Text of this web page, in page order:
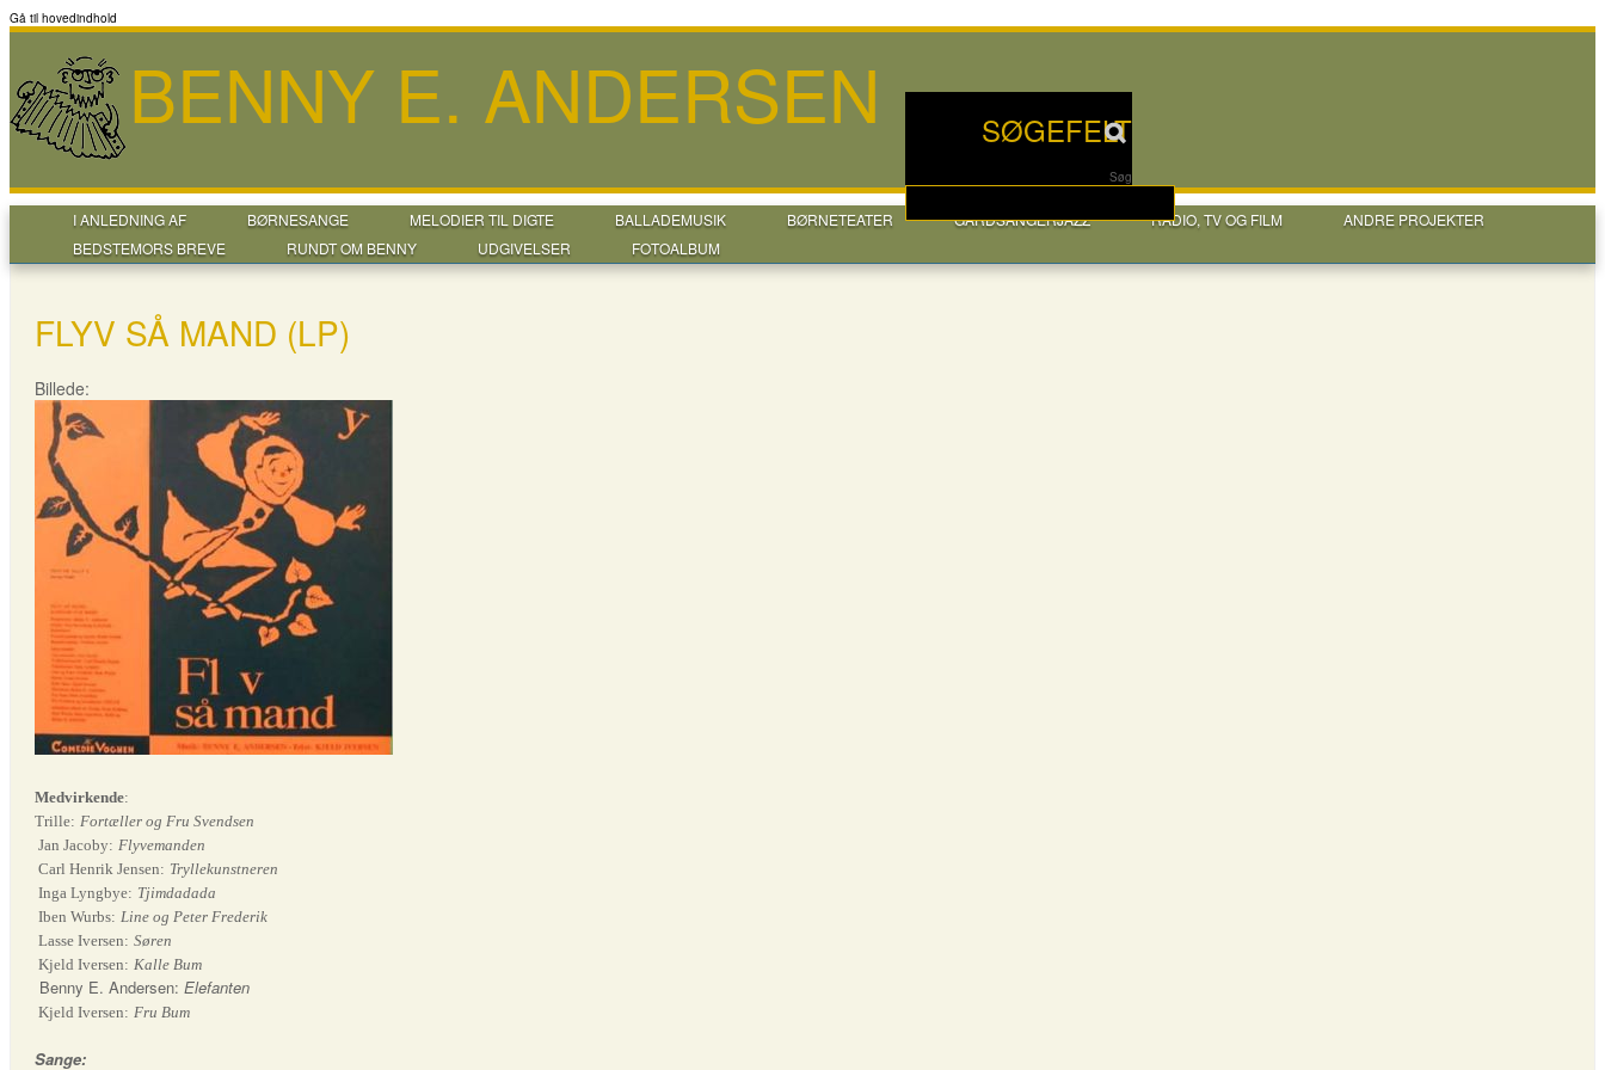
Gå til hovedindhold
SØGEFELT
Søg
BENNY E. ANDERSEN
I ANLEDNING AF BØRNESANGE MELODIER TIL DIGTE BALLADEMUSIK BØRNETEATER GÅRDSANGERJAZZ RADIO, TV OG FILM
ANDRE PROJEKTER
BEDSTEMORS BREVE
RUNDT OM BENNY UDGIVELSER FOTOALBUM
FLYV SÅ MAND (LP)
Billede:
Medvirkende:
Trille: Fortæller og Fru Svendsen
Jan Jacoby: Flyvemanden
Carl Henrik Jensen: Tryllekunstneren
Inga Lyngbye: Tjimdadada
Iben Wurbs: Line og Peter Frederik
Lasse Iversen: Søren
Kjeld Iversen: Kalle Bum
Benny E. Andersen: Elefanten
Kjeld Iversen: Fru Bum
Sange: